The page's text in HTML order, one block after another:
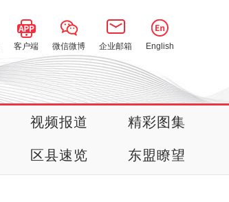
客户端 微信微博 企业邮箱 English
视频报道 精彩图集
区县速览 东盟瞭望